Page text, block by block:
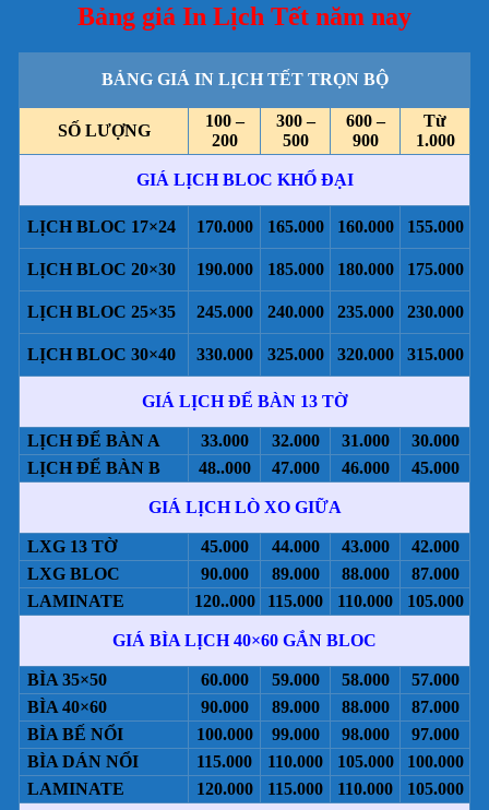
Bảng giá In Lịch Tết năm nay
BẢNG GIÁ IN LỊCH TẾT TRỌN BỘ
SỐ LƯỢNG
100 –
200
300 –
500
600 –
900
Từ
1.000
GIÁ LỊCH BLOC KHỔ ĐẠI
LỊCH BLOC 17×24 170.000 165.000 160.000 155.000
LỊCH BLOC 20×30 190.000 185.000 180.000 175.000
LỊCH BLOC 25×35 245.000 240.000 235.000 230.000
LỊCH BLOC 30×40 330.000 325.000 320.000 315.000
GIÁ LỊCH ĐỂ BÀN 13 TỜ
LỊCH ĐỂ BÀN A 33.000 32.000 31.000
30.000
LỊCH ĐỂ BÀN B
48..000 47.000 46.000 45.000
GIÁ LỊCH LÒ XO GIỮA
LXG 13 TỜ 45.000 44.000 43.000
42.000
LXG BLOC
90.000 89.000 88.000
87.000
LAMINATE
120..000 115.000 110.000 105.000
GIÁ BÌA LỊCH 40×60 GẮN BLOC
BÌA 35×50 60.000 59.000 58.000
57.000
BÌA 40×60
90.000 89.000 88.000
87.000
BÌA BẾ NỔI
100.000 99.000 98.000
97.000
BÌA DÁN NỔI
115.000 110.000 105.000
100.000
LAMINATE
120.000 115.000 110.000 105.000